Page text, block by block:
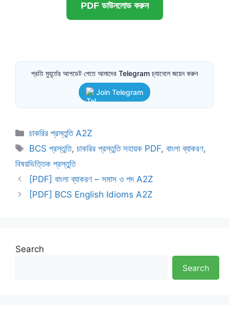
PDF ডাউনলোড করুন
প্রতি মুহূর্তের আপডেট পেতে আমাদের Telegram চ্যানেলে জয়েন করুন
Join Telegram
Categories
চাকরির প্রস্তুতি A2Z
Tags
BCS প্রস্তুতি,চাকরির প্রস্তুতি সহায়ক PDF,বাংলা ব্যাকরণ,
বিষয়ভিত্তিক প্রস্তুতি
[PDF] বাংলা ব্যাকরণ – সমাস ও পদ A2Z
[PDF] BCS English Idioms A2Z
Search
Search